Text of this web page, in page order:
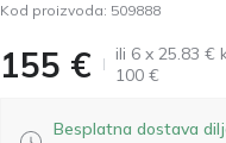
Kod proizvoda: 509888
155 €
ili 6 x 25.83 €
100 €
Besplatna dostava